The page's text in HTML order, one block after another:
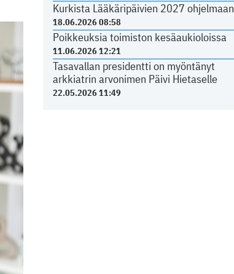
Kurkista Lääkäripäivien 2027 ohjelmaan
18.06.2026 08:58
Poikkeuksia toimiston kesäaukioloissa
11.06.2026 12:21
Tasavallan presidentti on myöntänyt
arkkiatrin arvonimen Päivi Hietaselle
22.05.2026 11:49